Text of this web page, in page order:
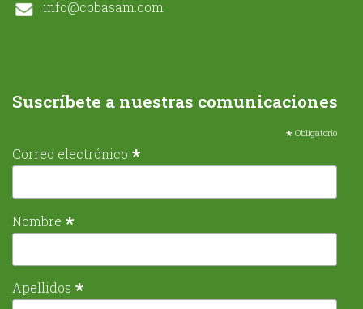
info@cobasam.com
Suscríbete a nuestras comunicaciones
* Obligatorio
Correo electrónico *
Nombre *
Apellidos *